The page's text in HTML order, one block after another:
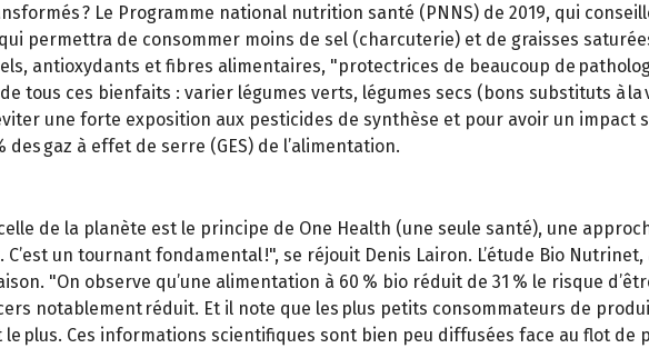
? Le Programme national nutrition santé (PNNS) de 2019, qui
permettra de consommer moins de sel (charcuterie) et de graisses
antioxydants et fibres alimentaires, "protectrices de beaucoup de
tous ces bienfaits : varier légumes verts, légumes secs (bons substituts à
une forte exposition aux pesticides de synthèse et pour avoir un impact
gaz à effet de serre (GES) de l’alimentation.
de la planète est le principe de One Health (une seule santé), une
un tournant fondamental !", se réjouit Denis Lairon. L’étude Bio
"On observe qu’une alimentation à 60 % bio réduit de 31 % le risque
notablement réduit. Et il note que les plus petits consommateurs de
le plus. Ces informations scientifiques sont bien peu diffusées face au flot